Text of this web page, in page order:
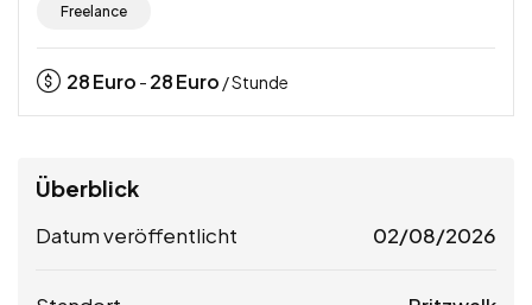
Freelance
28Euro - 28Euro / Stunde
Überblick
Datum veröffentlicht 02/08/2026